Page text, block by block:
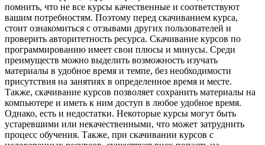
помнить, что не все курсы качественные и соответствуют
вашим потребностям. Поэтому перед скачиванием курса,
стоит ознакомиться с отзывами других пользователей и
проверить авторитетность ресурса. Скачивание курсов по
программированию имеет свои плюсы и минусы. Среди
преимуществ можно выделить возможность изучать
материалы в удобное время и темпе, без необходимости
присутствия на занятиях в определенное время и месте.
Также, скачивание курсов позволяет сохранить материалы на
компьютере и иметь к ним доступ в любое удобное время.
Однако, есть и недостатки. Некоторые курсы могут быть
устаревшими или некачественными, что может затруднить
процесс обучения. Также, при скачивании курсов с